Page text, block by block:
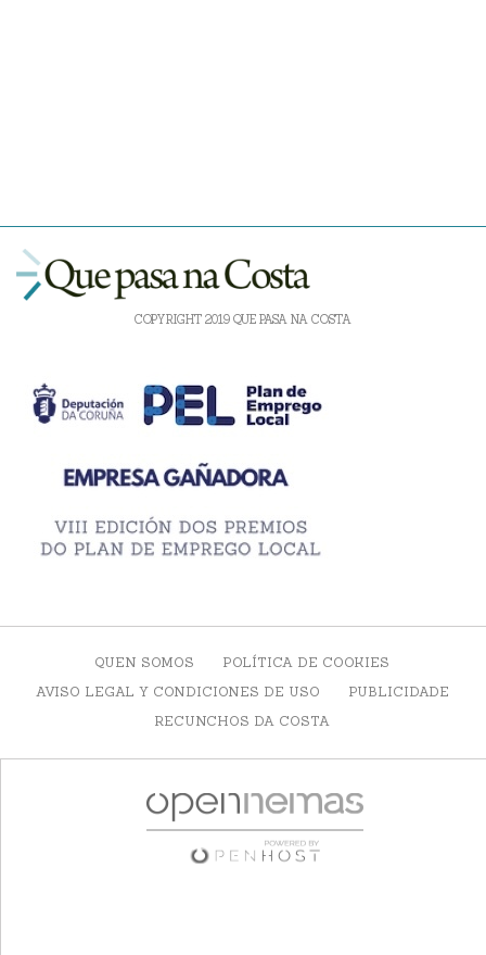
COPYRIGHT 2019 QUE PASA NA COSTA
QUEN SOMOS
POLÍTICA DE COOKIES
AVISO LEGAL Y CONDICIONES DE USO
PUBLICIDADE
RECUNCHOS DA COSTA